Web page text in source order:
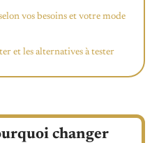
vos besoins et votre mode
et les alternatives à tester
changer